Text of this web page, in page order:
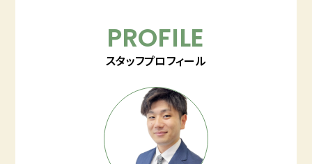
PROFILE
スタッフプロフィール